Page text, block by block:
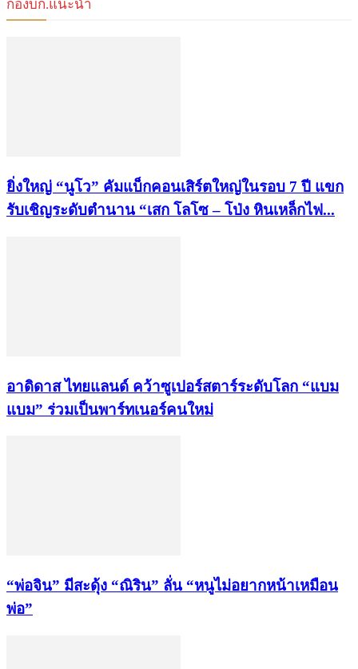
กองบก.แนะนำ
ยิ่งใหญ่ “นูโว” คัมแบ็กคอนเสิร์ตใหญ่ในรอบ 7 ปี แขก
รับเชิญระดับตำนาน “เสก โลโซ – โป่ง หินเหล็กไฟ...
อาดิดาส ไทยแลนด์ คว้าซูเปอร์สตาร์ระดับโลก “แบม
แบม” ร่วมเป็นพาร์ทเนอร์คนใหม่
“พ่อจิน” มีสะดุ้ง “ณิริน” ลั่น “หนูไม่อยากหน้าเหมือน
พ่อ”